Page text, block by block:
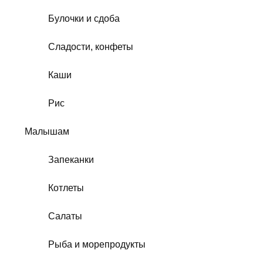
Булочки и сдоба
Сладости, конфеты
Каши
Рис
Малышам
Запеканки
Котлеты
Салаты
Рыба и морепродукты